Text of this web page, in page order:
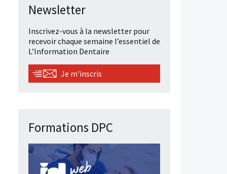
Newsletter
Inscrivez-vous à la newsletter pour
recevoir chaque semaine l’essentiel de
L’Information Dentaire
Je m'inscris
Formations DPC